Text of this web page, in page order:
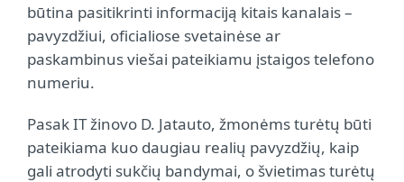
būtina pasitikrinti informaciją kitais kanalais –
pavyzdžiui, oficialiose svetainėse ar
paskambinus viešai pateikiamu įstaigos telefono
numeriu.
Pasak IT žinovo D. Jatauto, žmonėms turėtų būti
pateikiama kuo daugiau realių pavyzdžių, kaip
gali atrodyti sukčių bandymai, o švietimas turėtų